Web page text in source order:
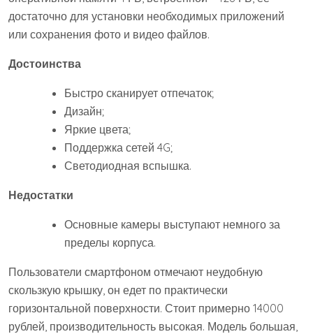
достаточно для установки необходимых приложений
или сохранения фото и видео файлов.
Достоинства
Быстро сканирует отпечаток;
Дизайн;
Яркие цвета;
Поддержка сетей 4G;
Светодиодная вспышка.
Недостатки
Основные камеры выступают немного за
пределы корпуса.
Пользователи смартфоном отмечают неудобную
скользкую крышку, он едет по практически
горизонтальной поверхности. Стоит примерно 14000
рублей, производительность высокая. Модель большая,